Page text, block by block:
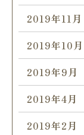
2019年11月
2019年10月
2019年9月
2019年4月
2019年2月